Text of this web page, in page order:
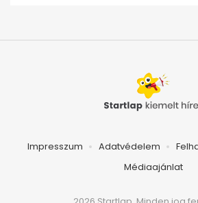
Impresszum Adatvédelem
Médiaajánlat